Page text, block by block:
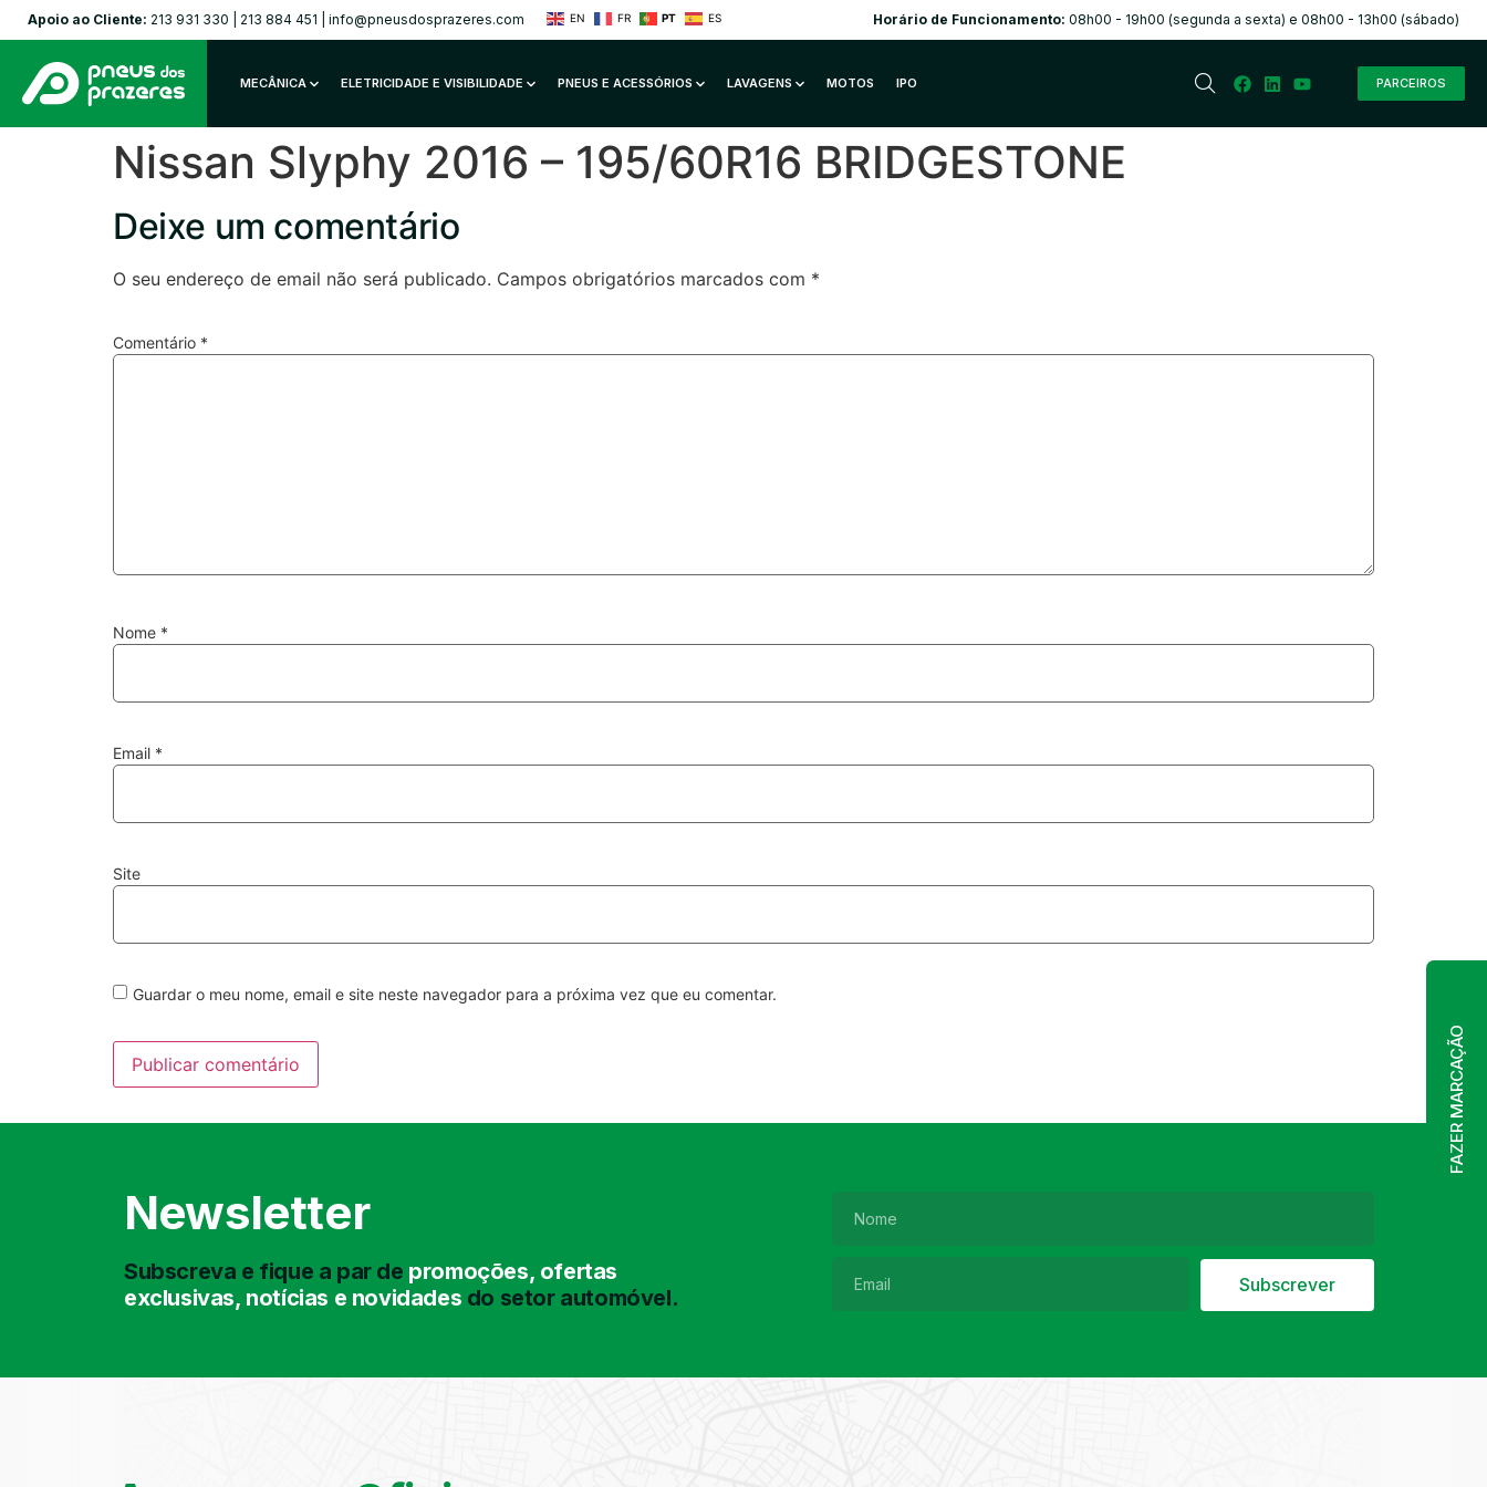
Apoio ao Cliente: 213 931 330 213 884 451 info@pneusdosprazeres.com EN FR PT ES Horário de Funcionamento: 08h00 - 19h00 (segunda a sexta) e 08h00 - 13h00 (sábado)
FAZER MARCAÇÃO
MECÂNICA ELETRICIDADE E VISIBILIDADE PNEUS E ACESSÓRIOS LAVAGENS MOTOS IPO PARCEIROS
Nissan Slyphy 2016 – 195/60R16 BRIDGESTONE
Deixe um comentário
O seu endereço de email não será publicado. Campos obrigatórios marcados com *
Comentário *
Nome *
Email *
Site
Guardar o meu nome, email e site neste navegador para a próxima vez que eu comentar.
Newsletter
Subscreva e fique a par de promoções, ofertas
exclusivas, notícias e novidades do setor automóvel. Subscrever
Pesquisa de